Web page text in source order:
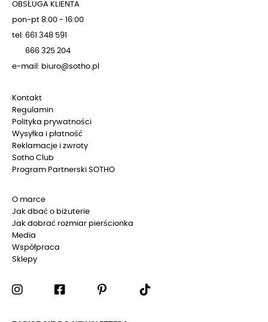
OBSŁUGA KLIENTA
pon-pt 8:00 - 16:00
tel: 661 348 591
666 325 204
e-mail: biuro@sotho.pl
Kontakt
Regulamin
Polityka prywatności
Wysyłka i płatność
Reklamacje i zwroty
Sotho Club
Program Partnerski SOTHO
O marce
Jak dbać o biżuterie
Jak dobrać rozmiar pierścionka
Media
Współpraca
Sklepy